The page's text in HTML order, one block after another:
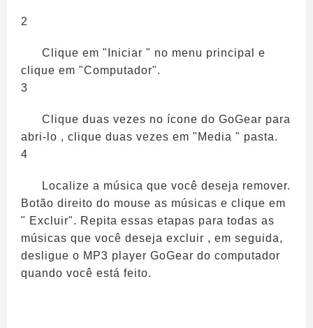
2
Clique em "Iniciar " no menu principal e
clique em "Computador".
3
Clique duas vezes no ícone do GoGear para
abri-lo , clique duas vezes em "Media " pasta.
4
Localize a música que você deseja remover.
Botão direito do mouse as músicas e clique em
" Excluir". Repita essas etapas para todas as
músicas que você deseja excluir , em seguida,
desligue o MP3 player GoGear do computador
quando você está feito.